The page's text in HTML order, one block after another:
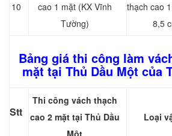
10
cao 1 mặt (KX Vĩnh
Tường)
thạch cao
8,5
Bảng giá thi công làm
mặt tại Thủ Dầu Một của
Stt
Thi công vách thạch
cao 2 mặt tại Thủ Dầu
Một
Loại